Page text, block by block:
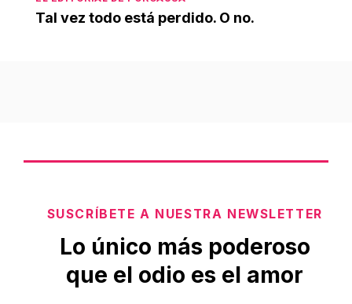
Tal vez todo está perdido. O no.
SUSCRÍBETE A NUESTRA NEWSLETTER
Lo único más poderoso
que el odio es el amor